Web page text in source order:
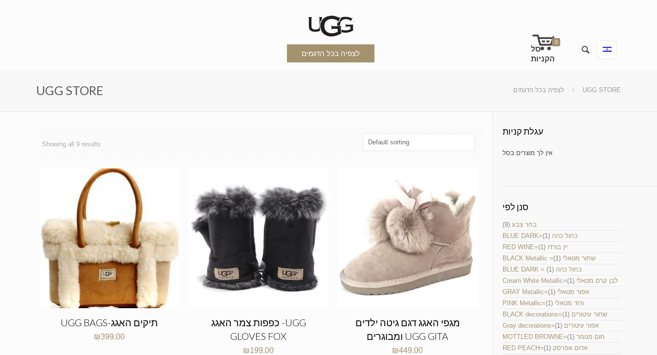
לצפיה בכל הדגמים
0
UGG STORE לצפיה בכל הדגמים UGG STORE
Showing all 9 results
UGG BAGS-תיקים האגג
₪399.00
כפפות צמר האגג -UGG
GLOVES FOX
₪199.00
מגפי האגג דגם גיטה ילדים
ומבוגרים UGG GITA
₪449.00
עגלת קניות
סנן לפי
בחר צבע (9)
BLUE DARK=כחול כהה (1)
RED WINE=יין בורדו (1)
BLACK Metallic =שחור מטאלי (1)
BLUE DARK = כחול כהה (1)
Cream White Metallic=לבן קרם מטאלי (1)
GRAY Metallic=אפור מטאלי (1)
PINK Metallic=ורוד מטאלי (1)
BLACK decorations=שחור עיטורים (1)
Gray decorations=אפור עיטורים (1)
MOTTLED BROWNE=חום מנומר (1)
RED PEACH=אדום אפרסק (1)